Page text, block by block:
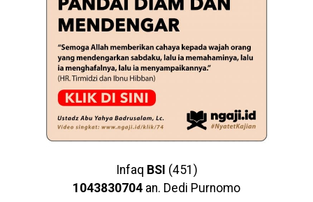
Infaq BSI (451)
1043830704 an. Dedi Purnomo